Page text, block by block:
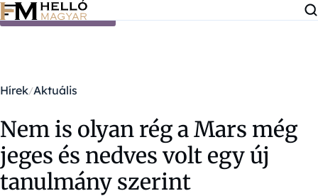
Ugrás a tartalomra
Hírek Aktuális
Nem is olyan rég a Mars még
jeges és nedves volt egy új
tanulmány szerint